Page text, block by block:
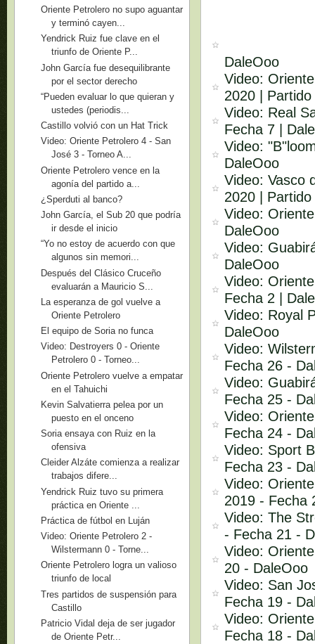
DaleOoo
Video:
2020 |
Video: Real
Fecha 7 |
Video:
DaleOoo
Video: Vasco
2020 |
Video:
DaleOoo
Video:
DaleOoo
Video:
Fecha 2 |
Video: Royal
DaleOoo
Video:
Fecha 26 -
Video:
Fecha 25 -
Video:
Fecha 24 -
Video: Sport
Fecha 23 -
Video:
2019 - Fecha
Video: The
- Fecha 21 -
Video:
20 - DaleOoo
Video: San
Fecha 19 -
Video:
Fecha 18 -
Oriente Petrolero no supo aguantar
y terminó cayen...
Yendrick Ruiz fue clave en el
triunfo de Oriente P...
John García fue desequilibrante
por el sector derecho
“Pueden evaluar lo que quieran y
ustedes (periodis...
Castillo volvió con un Hat Trick
Video: Oriente Petrolero 4 - San
José 3 - Torneo A...
Oriente Petrolero vence en la
agonía del partido a...
¿Sperduti al banco?
John García, el Sub 20 que podría
ir desde el inicio
“Yo no estoy de acuerdo con que
algunos sin memori...
Después del Clásico Cruceño
evaluarán a Mauricio S...
La esperanza de gol vuelve a
Oriente Petrolero
El equipo de Soria no funca
Video: Destroyers 0 - Oriente
Petrolero 0 - Torneo...
Oriente Petrolero vuelve a empatar
en el Tahuichi
Kevin Salvatierra pelea por un
puesto en el onceno
Soria ensaya con Ruiz en la
ofensiva
Cleider Alzáte comienza a realizar
trabajos difere...
Yendrick Ruiz tuvo su primera
práctica en Oriente ...
Práctica de fútbol en Luján
Video: Oriente Petrolero 2 -
Wilstermann 0 - Torne...
Oriente Petrolero logra un valioso
triunfo de local
Tres partidos de suspensión para
Castillo
Patricio Vidal deja de ser jugador
de Oriente Petr...